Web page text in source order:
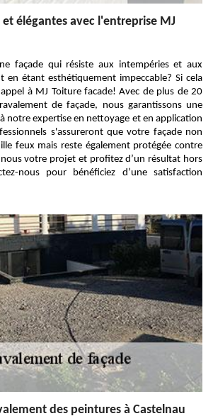
et élégantes avec l'entreprise MJ
façade qui résiste aux intempéries et aux
en étant esthétiquement impeccable? Si cela
à MJ Toiture facade! Avec de plus de 20
de façade, nous garantissons une
notre expertise en nettoyage et en application
s'assureront que votre façade non
feux mais reste également protégée contre
votre projet et profitez d’un résultat hors
nous pour bénéficiez d’une satisfaction
des peintures à Castelnau